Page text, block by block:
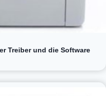
Treiber und die Software